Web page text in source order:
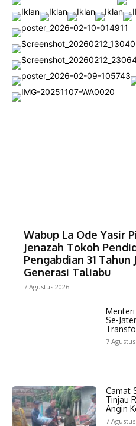
Wabup La Ode Yasir
Jenazah Tokoh
Pengabdian 31 Tahun
Generasi Taliabu
7 Agustus 2026
Menteri
Se-
7
Camat
Tinjau
Angin
7